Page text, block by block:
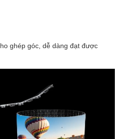
ghép góc, dễ dàng đạt được